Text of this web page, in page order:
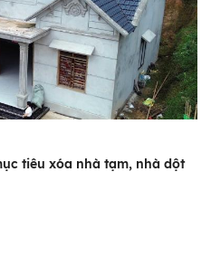
tiêu xóa nhà tạm, nhà dột